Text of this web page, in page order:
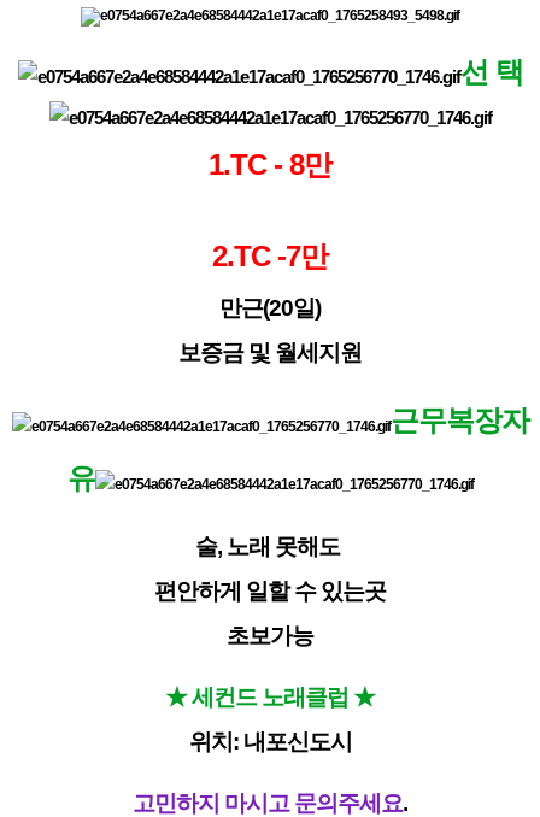
선 택
1.TC - 8만
2.TC -7만
만근(20일)
보증금 및 월세지원
근무복장자
유
술, 노래 못해도
편안하게 일할 수 있는곳
초보가능
★ 세컨드 노래클럽 ★
위치: 내포신도시
고민하지 마시고 문의주세요.